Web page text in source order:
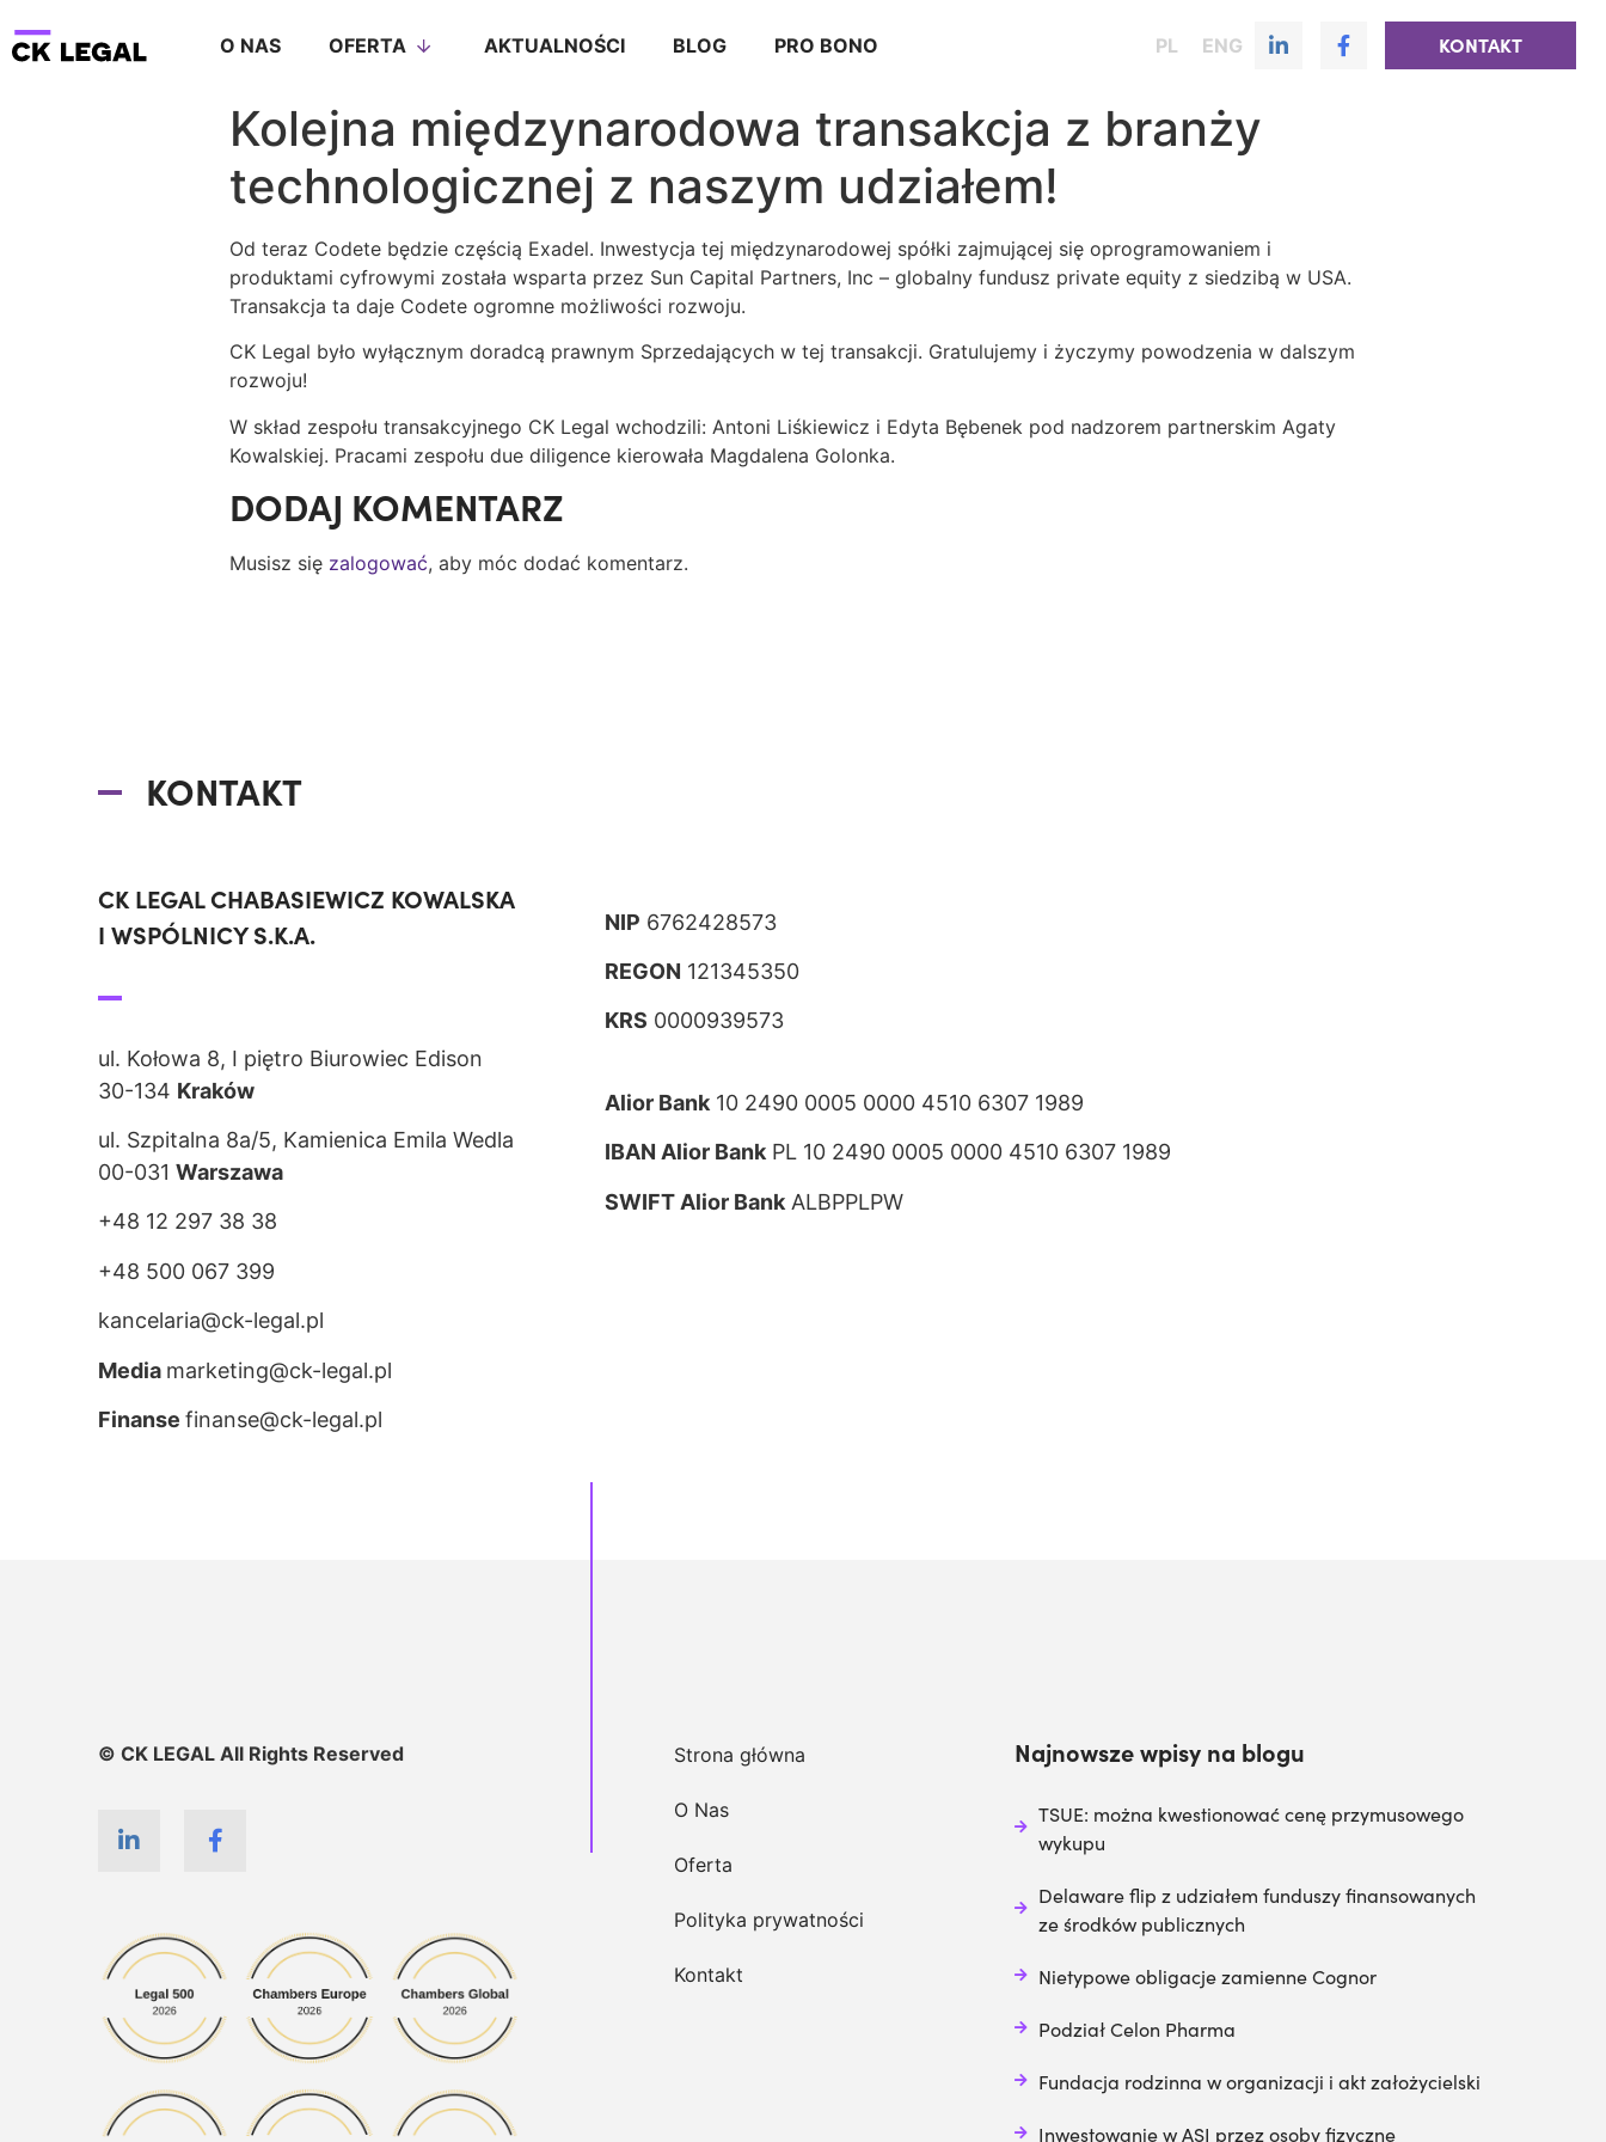
O NAS OFERTA AKTUALNOŚCI BLOG PRO BONO PL ENG KONTAKT
Kolejna międzynarodowa transakcja z branży
technologicznej z naszym udziałem!
Od teraz Codete będzie częścią Exadel. Inwestycja tej międzynarodowej spółki zajmującej się oprogramowaniem i
produktami cyfrowymi została wsparta przez Sun Capital Partners, Inc – globalny fundusz private equity z siedzibą w USA.
Transakcja ta daje Codete ogromne możliwości rozwoju.
CK Legal było wyłącznym doradcą prawnym Sprzedających w tej transakcji. Gratulujemy i życzymy powodzenia w dalszym
rozwoju!
W skład zespołu transakcyjnego CK Legal wchodzili: Antoni Liśkiewicz i Edyta Bębenek pod nadzorem partnerskim Agaty
Kowalskiej. Pracami zespołu due diligence kierowała Magdalena Golonka.
DODAJ KOMENTARZ
Musisz się zalogować, aby móc dodać komentarz.
KONTAKT
CK LEGAL CHABASIEWICZ KOWALSKA
I WSPÓLNICY S.K.A.
ul. Kołowa 8, I piętro Biurowiec Edison
30-134 Kraków
ul. Szpitalna 8a/5, Kamienica Emila Wedla
00-031 Warszawa
+48 12 297 38 38
+48 500 067 399
kancelaria@ck-legal.pl
Media marketing@ck-legal.pl
Finanse finanse@ck-legal.pl
NIP 6762428573
REGON 121345350
KRS 0000939573
Alior Bank 10 2490 0005 0000 4510 6307 1989
IBAN Alior Bank PL 10 2490 0005 0000 4510 6307 1989
SWIFT Alior Bank ALBPPLPW
© CK LEGAL All Rights Reserved Strona główna
O Nas
Oferta
Polityka prywatności
Kontakt
Najnowsze wpisy na blogu
TSUE: można kwestionować cenę przymusowego
wykupu
Delaware flip z udziałem funduszy finansowanych
ze środków publicznych
Nietypowe obligacje zamienne Cognor
Podział Celon Pharma
Fundacja rodzinna w organizacji i akt założycielski
Inwestowanie w ASI przez osoby fizyczne